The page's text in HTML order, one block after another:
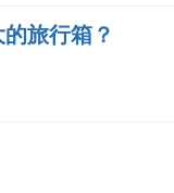
旅行箱？